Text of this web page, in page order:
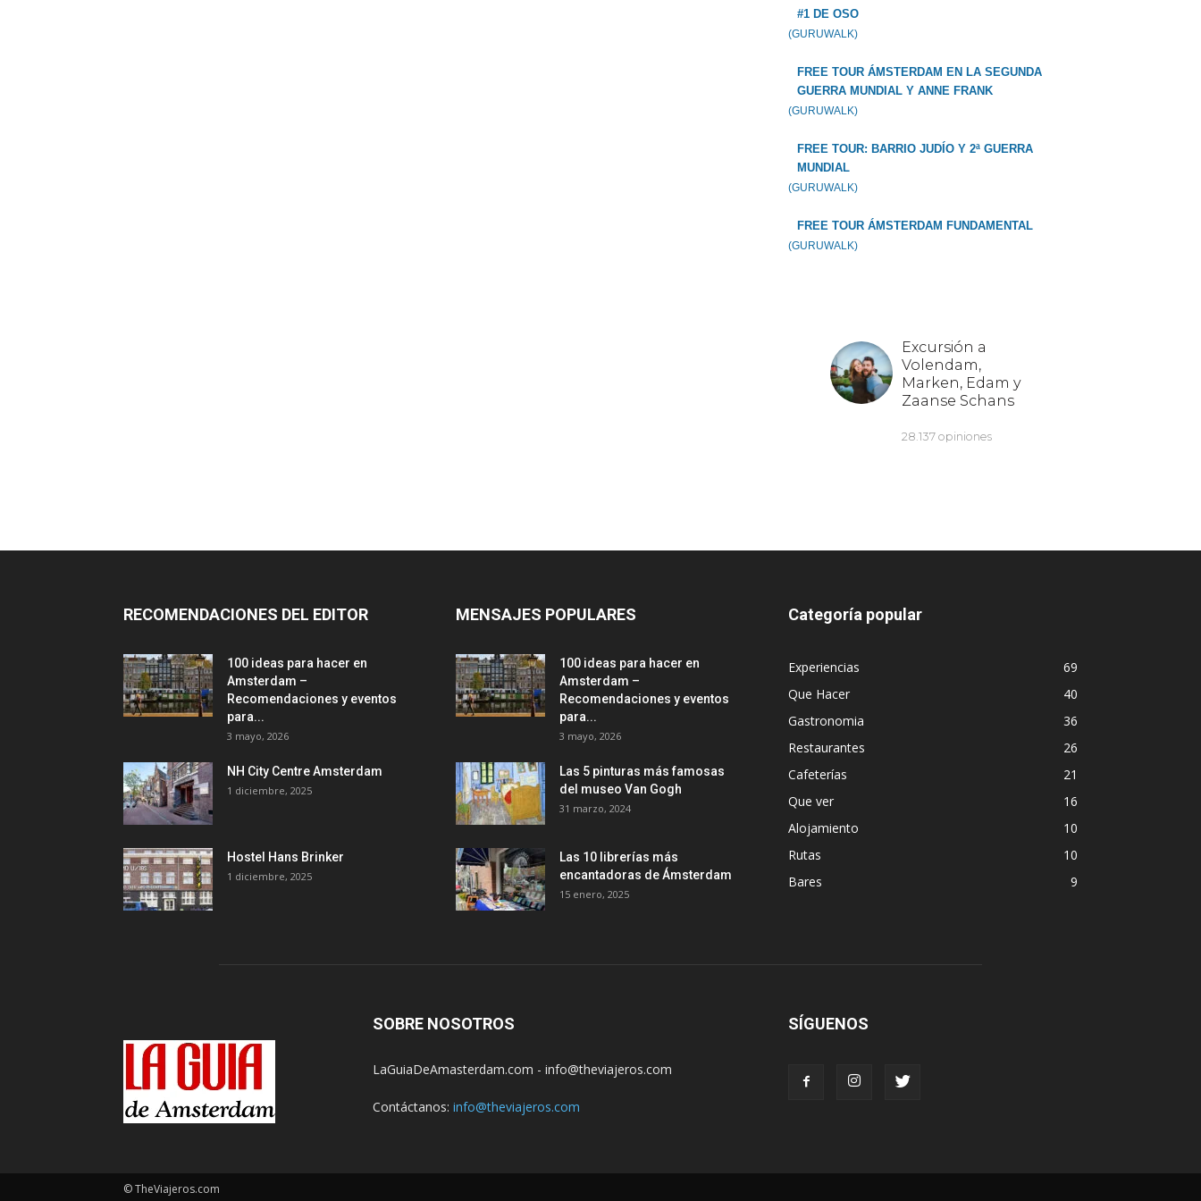
#1 DE OSO
(GURUWALK)
FREE TOUR ÁMSTERDAM EN LA SEGUNDA
GUERRA MUNDIAL Y ANNE FRANK
(GURUWALK)
FREE TOUR: BARRIO JUDÍO Y 2ª GUERRA
MUNDIAL
(GURUWALK)
FREE TOUR ÁMSTERDAM FUNDAMENTAL
(GURUWALK)
RECOMENDACIONES DEL EDITOR
100 ideas para hacer en
Amsterdam –
Recomendaciones y eventos
para...
3 mayo, 2026
NH City Centre Amsterdam
1 diciembre, 2025
Hostel Hans Brinker
1 diciembre, 2025
MENSAJES POPULARES
100 ideas para hacer en
Amsterdam –
Recomendaciones y eventos
para...
3 mayo, 2026
Las 5 pinturas más famosas
del museo Van Gogh
31 marzo, 2024
Las 10 librerías más
encantadoras de Ámsterdam
15 enero, 2025
Categoría popular
Experiencias
69
Que Hacer
40
Gastronomia
36
Restaurantes
26
Cafeterías
21
Que ver
16
Alojamiento
10
Rutas
10
Bares
9
SOBRE NOSOTROS
LaGuiaDeAmasterdam.com - info@theviajeros.com
Contáctanos: info@theviajeros.com
SÍGUENOS
© TheViajeros.com